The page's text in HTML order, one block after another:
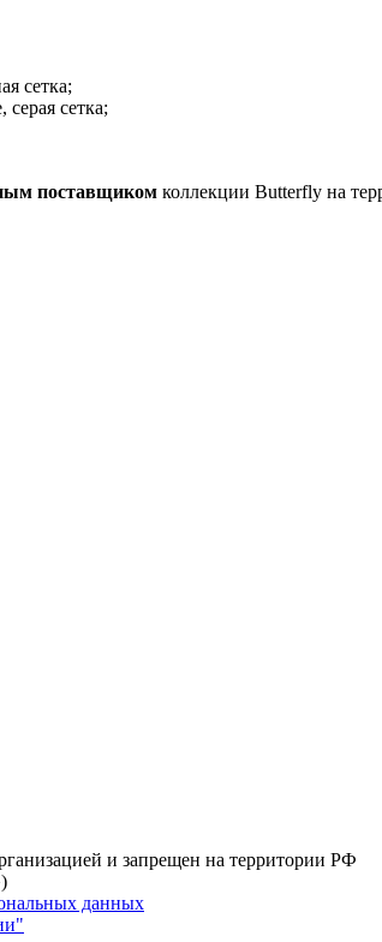
сетка;
серая сетка;
поставщиком коллекции Butterfly на
и запрещен на территории РФ
данных